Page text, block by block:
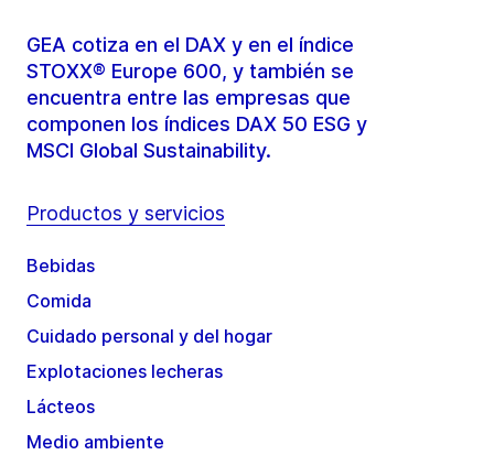
GEA cotiza en el DAX y en el índice
STOXX® Europe 600, y también se
encuentra entre las empresas que
componen los índices DAX 50 ESG y
MSCI Global Sustainability.
Productos y servicios
Bebidas
Comida
Cuidado personal y del hogar
Explotaciones lecheras
Lácteos
Medio ambiente